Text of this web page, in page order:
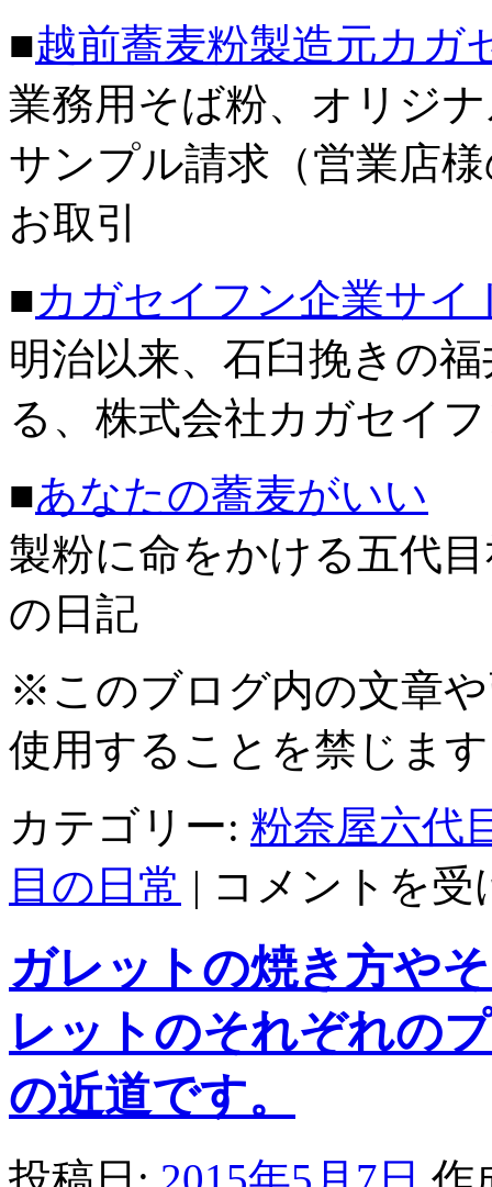
■越前蕎麦粉製造元カガ
業務用そば粉、オリジ
サンプル請求（営業店
お取引
■カガセイフン企業サイ
明治以来、石臼挽きの
る、株式会社カガセイ
■あなたの蕎麦がいい
製粉に命をかける五代
の日記
※このブログ内の文章
使用することを禁じま
カテゴリー: 粉奈屋六代
目の日常 |
変
な
り
や
臭
い
が
て
コメントを
ガレットの焼き方や
レットのそれぞれの
の近道です。